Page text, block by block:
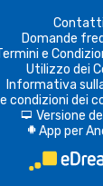
Contatti
Domande
e
Utilizzo dei
Informativa
condizioni dei
d Versione
A App per